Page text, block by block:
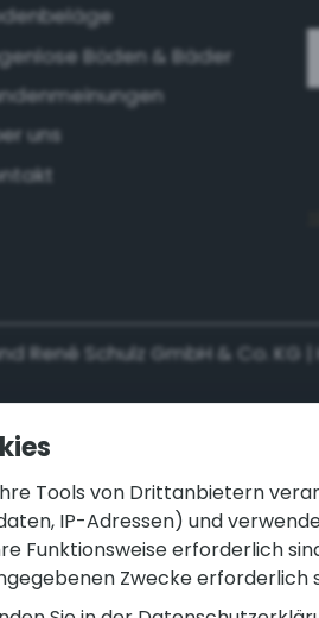
Böden & Bäder
uns
René Schulz GmbH & Co. KG |
Tools von Drittanbietern
IP-Adressen) und
Funktionsweise erforderlich
Zwecke erforderlich